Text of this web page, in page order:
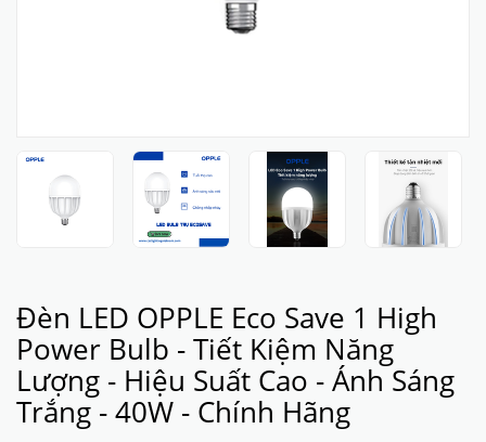
Đèn LED OPPLE Eco Save 1 High
Power Bulb - Tiết Kiệm Năng
Lượng - Hiệu Suất Cao - Ánh Sáng
Trắng - 40W - Chính Hãng